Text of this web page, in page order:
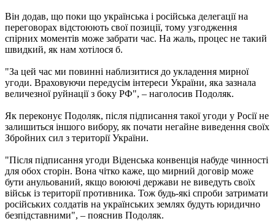
Він додав, що поки що українська і російська делегації на
переговорах відстоюють свої позиції, тому узгодження
спірних моментів може забрати час. На жаль, процес не такий
швидкий, як нам хотілося б.
"За цей час ми повинні наблизитися до укладення мирної
угоди. Враховуючи передусім інтереси України, яка зазнала
величезної руйнації з боку РФ", – наголосив Подоляк.
Як переконує Подоляк, після підписання такої угоди у Росії не
залишиться іншого вибору, як почати негайне виведення своїх
Збройних сил з території України.
"Після підписання угоди Віденська конвенція набуде чинності
для обох сторін. Вона чітко каже, що мирний договір може
бути анульований, якщо воюючі держави не виведуть своїх
військ із території противника. Тож будь-які спроби затримати
російських солдатів на українських землях будуть юридично
безпідставними", – пояснив Подоляк.